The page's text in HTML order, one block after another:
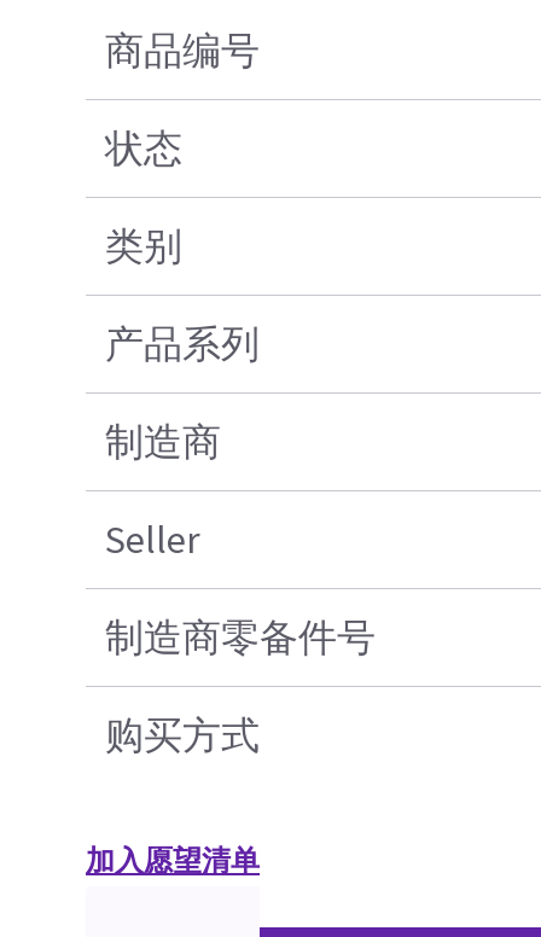
商品编号
状态
类别
产品系列
制造商
Seller
制造商零备件号
购买方式
加入愿望清单